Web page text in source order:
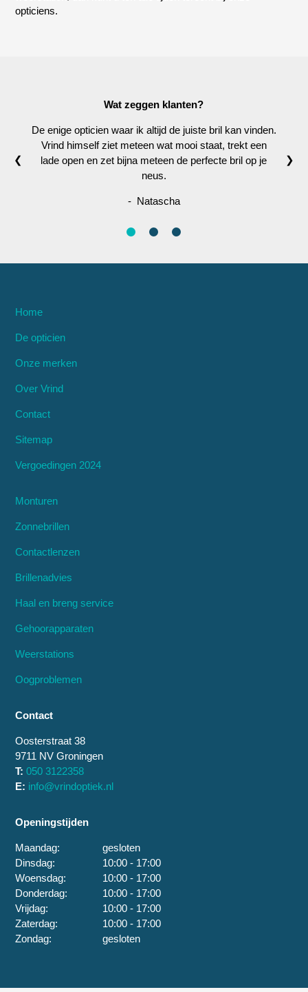
Wat zeggen klanten?
De enige opticien waar ik altijd de juiste bril kan vinden.
Vrind himself ziet meteen wat mooi staat, trekt een
lade open en zet bijna meteen de perfecte bril op je
neus.
- Natascha
❮ ❯
Home
De opticien
Onze merken
Over Vrind
Contact
Sitemap
Vergoedingen 2024
Monturen
Zonnebrillen
Contactlenzen
Brillenadvies
Haal en breng service
Gehoorapparaten
Weerstations
Oogproblemen
Contact
Oosterstraat 38
9711 NV Groningen
T: 050 3122358
E: info@vrindoptiek.nl
Openingstijden
Maandag:
gesloten
Dinsdag:
10:00 - 17:00
Woensdag:
10:00 - 17:00
Donderdag:
10:00 - 17:00
Vrijdag:
10:00 - 17:00
Zaterdag:
10:00 - 17:00
Zondag:
gesloten
opticiens.